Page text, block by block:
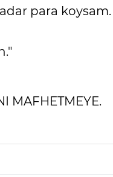
para
MAFHETMEYE.